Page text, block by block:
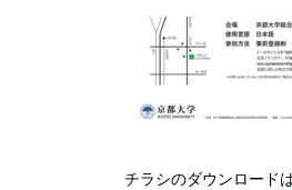
チラシのダウンロード